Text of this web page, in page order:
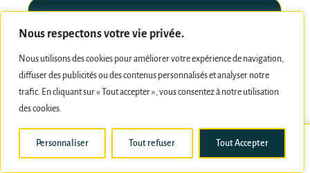
Nous respectons votre vie privée.
Nous utilisons des cookies pour améliorer votre expérience de navigation,
diffuser des publicités ou des contenus personnalisés et analyser notre
trafic. En cliquant sur « Tout accepter », vous consentez à notre utilisation
des cookies.
Personnaliser Tout refuser Tout Accepter
Quelle est la durée de
vie des plafonds
Cumulux ?
01.71.18.24.99 Demande de devis